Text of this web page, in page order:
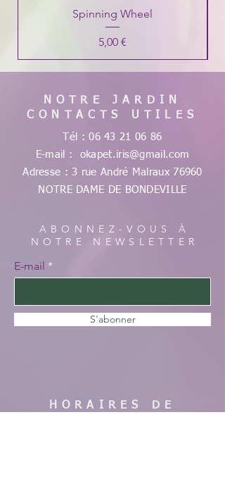
Spinning Wheel
Prix
5,00 €
NOTRE JARDIN
CONTACTS UTILES
Tél :06 43 21 06 86
E-mail : okapet.iris@gmail.com
Adresse : 3 rue André Malraux 76960
NOTRE DAME DE BONDEVILLE
ABONNEZ-VOUS À
NOTRE NEWSLETTER
E-mail
S'abonner
HORAIRES DE